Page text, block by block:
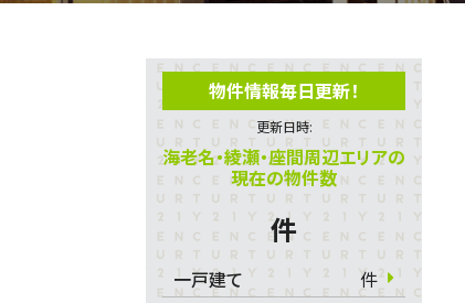
物件情報毎日更新！
更新日時:
海老名・綾瀬・座間周辺エリアの
現在の物件数
件
一戸建て
件